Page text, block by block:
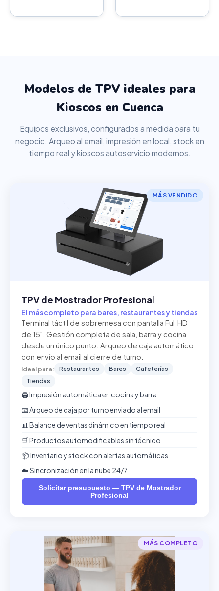
Modelos de TPV ideales para
Kioscos en Cuenca
Equipos exclusivos, configurados a medida para tu
negocio. Arqueo al email, impresión en local, stock en
tiempo real y kioscos autoservicio modernos.
MÁS VENDIDO
TPV de Mostrador Profesional
El más completo para bares, restaurantes y tiendas
Terminal táctil de sobremesa con pantalla Full HD
de 15". Gestión completa de sala, barra y cocina
desde un único punto. Arqueo de caja automático
con envío al email al cierre de turno.
Ideal para: Restaurantes Bares
Cafeterías
Tiendas
🖨️ Impresión automática en cocina y barra
📧 Arqueo de caja por turno enviado al email
📊 Balance de ventas dinámico en tiempo real
🛒 Productos automodificables sin técnico
📦 Inventario y stock con alertas automáticas
☁️ Sincronización en la nube 24/7
Solicitar presupuesto — TPV de Mostrador
Profesional
MÁS COMPLETO